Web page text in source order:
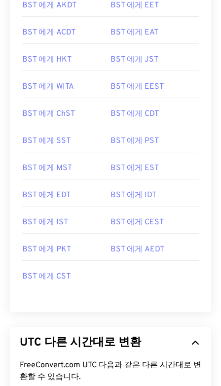
BST 에게 AKDT BST 에게 EET
BST 에게 ACDT BST 에게 EAT
BST 에게 HKT BST 에게 JST
BST 에게 WITA BST 에게 EEST
BST 에게 ChST BST 에게 CDT
BST 에게 SST BST 에게 PST
BST 에게 MST BST 에게 EST
BST 에게 EDT BST 에게 IDT
BST 에게 IST BST 에게 CEST
BST 에게 PKT BST 에게 AEDT
BST 에게 CST
UTC 다른 시간대로 변환
FreeConvert.com UTC 다음과 같은 다른 시간대로 변
환할 수 있습니다.